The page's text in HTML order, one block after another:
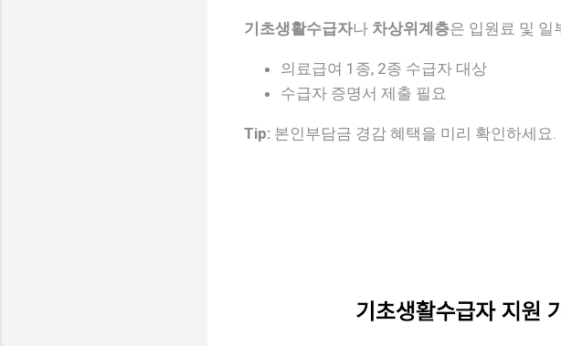
기초생활수급자나 차상위계층은 입원료 및 일
의료급여 1종, 2종 수급자 대상
수급자 증명서 제출 필요
Tip: 본인부담금 경감 혜택을 미리 확인하세요.